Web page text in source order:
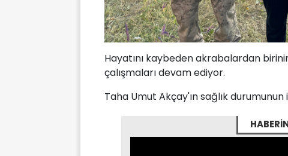
Hayatını kaybeden akrabalardan
çalışmaları devam ediyor.
Taha Umut Akçay'ın sağlık